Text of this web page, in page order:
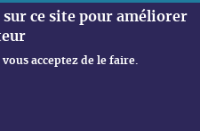
SOURDES
ce site pour améliorer
acceptez de le faire.